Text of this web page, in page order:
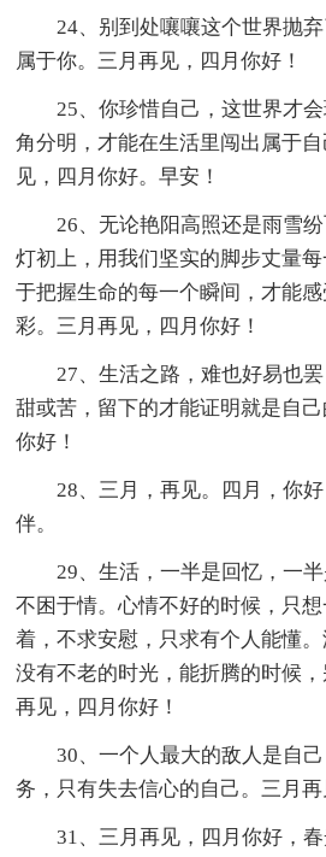
24、别到处嚷嚷这个世界抛弃
属于你。三月再见，四月你好！
25、你珍惜自己，这世界才会
角分明，才能在生活里闯出属于
见，四月你好。早安！
26、无论艳阳高照还是雨雪纷
灯初上，用我们坚实的脚步丈量
于把握生命的每一个瞬间，才能
彩。三月再见，四月你好！
27、生活之路，难也好易也罢
甜或苦，留下的才能证明就是自
你好！
28、三月，再见。四月，你好
伴。
29、生活，一半是回忆，一半
不困于情。心情不好的时候，只
着，不求安慰，只求有个人能懂
没有不老的时光，能折腾的时候
再见，四月你好！
30、一个人最大的敌人是自己
务，只有失去信心的自己。三月再
31、三月再见，四月你好，春